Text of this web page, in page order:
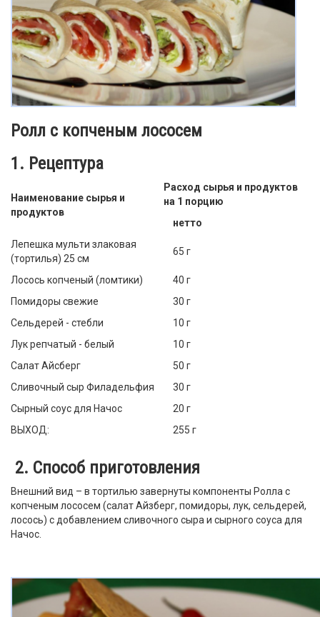
Ролл с копченым лососем
1. Рецептура
Наименование сырья и
продуктов
Расход сырья и продуктов
на 1 порцию
нетто
Лепешка мульти злаковая
(тортилья) 25 см
65 г
Лосось копченый (ломтики)
40 г
Помидоры свежие
30 г
Сельдерей - стебли
10 г
Лук репчатый - белый
10 г
Салат Айсберг
50 г
Сливочный сыр Филадельфия
30 г
Сырный соус для Начос
20 г
ВЫХОД:
255 г
2. Способ приготовления
Внешний вид – в тортилью завернуты компоненты Ролла с
копченым лососем (салат Айзберг, помидоры, лук, сельдерей,
лосось) с добавлением сливочного сыра и сырного соуса для
Начос.